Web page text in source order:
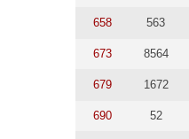
658 563
673 8564
679 1672
690 52